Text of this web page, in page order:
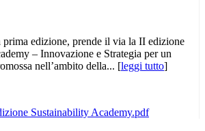
prima edizione, prende il via la II edizione
– Innovazione e Strategia per un
nell’ambito della... [leggi tutto]